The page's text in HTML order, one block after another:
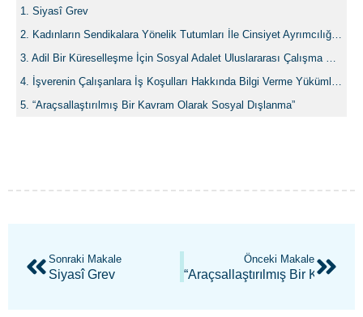
Siyasî Grev
Kadınların Sendikalara Yönelik Tutumları İle Cinsiyet Ayrımcılığı Algılarının Sendika Üyesi Olma İsteğine Etkisi
Adil Bir Küreselleşme İçin Sosyal Adalet Uluslararası Çalışma Örgütü Bildirgesi
İşverenin Çalışanlara İş Koşulları Hakkında Bilgi Verme Yükümlülüğü
“Araçsallaştırılmış Bir Kavram Olarak Sosyal Dışlanma”
Sonraki Makale
Siyasî Grev
Önceki Makale
“Araçsallaştırılmış Bir Kavram